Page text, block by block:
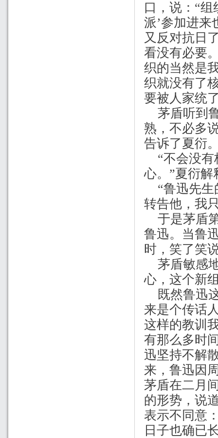
口，说：“
派’参加进来
又反对抗日
看没有必要
织的当然是
织就没有了
要被人家统
茅盾听到
熟，不必多
告诉了夏衍
“不会没
心。”夏衍解
“鲁迅先
转告他，我
于是茅盾
鲁迅。当鲁
时，笑了笑
茅盾敏感
心，这个新
既然鲁迅
来是个传话
这样的教训
有那么多时
迅坚持不解
来，鲁迅因
茅盾在二月
的形势，说
表示不同意
日子也确已